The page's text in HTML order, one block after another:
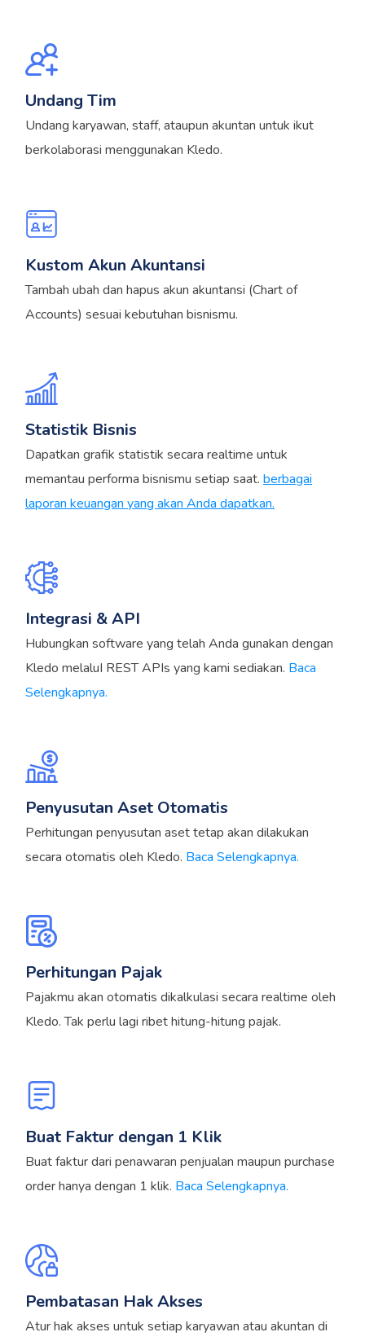
Undang Tim
Undang karyawan, staff, ataupun akuntan untuk ikut
berkolaborasi menggunakan Kledo.
Kustom Akun Akuntansi
Tambah ubah dan hapus akun akuntansi (Chart of
Accounts) sesuai kebutuhan bisnismu.
Statistik Bisnis
Dapatkan grafik statistik secara realtime untuk
memantau performa bisnismu setiap saat. berbagai
laporan keuangan yang akan Anda dapatkan.
Integrasi & API
Hubungkan software yang telah Anda gunakan dengan
Kledo melaluI REST APIs yang kami sediakan. Baca
Selengkapnya.
Penyusutan Aset Otomatis
Perhitungan penyusutan aset tetap akan dilakukan
secara otomatis oleh Kledo. Baca Selengkapnya.
Perhitungan Pajak
Pajakmu akan otomatis dikalkulasi secara realtime oleh
Kledo. Tak perlu lagi ribet hitung-hitung pajak.
Buat Faktur dengan 1 Klik
Buat faktur dari penawaran penjualan maupun purchase
order hanya dengan 1 klik. Baca Selengkapnya.
Pembatasan Hak Akses
Atur hak akses untuk setiap karyawan atau akuntan di